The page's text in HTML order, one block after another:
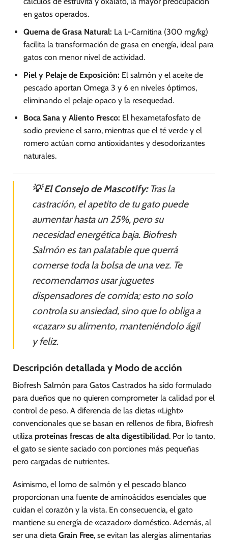
en gatos operados.
Quema de Grasa Natural: La L-Carnitina (300 mg/kg)
facilita la transformación de grasa en energía, ideal para
gatos con menor nivel de actividad.
Piel y Pelaje de Exposición: El salmón y el aceite de
pescado aportan Omega 3 y 6 en niveles óptimos,
eliminando el pelaje opaco y la resequedad.
Boca Sana y Aliento Fresco: El hexametafosfato de
sodio previene el sarro, mientras que el té verde y el
romero actúan como antioxidantes y desodorizantes
naturales.
💡 El Consejo de Mascotify:Tras la
castración, el apetito de tu gato puede
aumentar hasta un 25%, pero su
necesidad energética baja. Biofresh
Salmón es tan palatable que querrá
comerse toda la bolsa de una vez. Te
recomendamos usar juguetes
dispensadores de comida; esto no solo
controla su ansiedad, sino que lo obliga a
«cazar» su alimento, manteniéndolo ágil
y feliz.
Descripción detallada y Modo de acción
Biofresh Salmón para Gatos Castrados ha sido formulado
para dueños que no quieren comprometer la calidad por el
control de peso. A diferencia de las dietas «Light»
convencionales que se basan en rellenos de fibra, Biofresh
utiliza proteínas frescas de alta digestibilidad. Por lo tanto,
el gato se siente saciado con porciones más pequeñas
pero cargadas de nutrientes.
Asimismo, el lomo de salmón y el pescado blanco
proporcionan una fuente de aminoácidos esenciales que
cuidan el corazón y la vista. En consecuencia, el gato
mantiene su energía de «cazador» doméstico. Además, al
ser una dieta Grain Free, se evitan las alergias alimentarias